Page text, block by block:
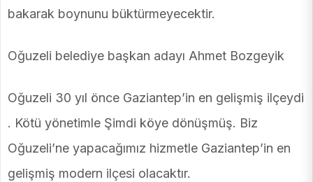
bakarak boynunu büktürmeyecektir.
Oğuzeli belediye başkan adayı Ahmet Bozgeyik
Oğuzeli 30 yıl önce Gaziantep’in en gelişmiş ilçeydi
. Kötü yönetimle Şimdi köye dönüşmüş. Biz
Oğuzeli’ne yapacağımız hizmetle Gaziantep’in en
gelişmiş modern ilçesi olacaktır.